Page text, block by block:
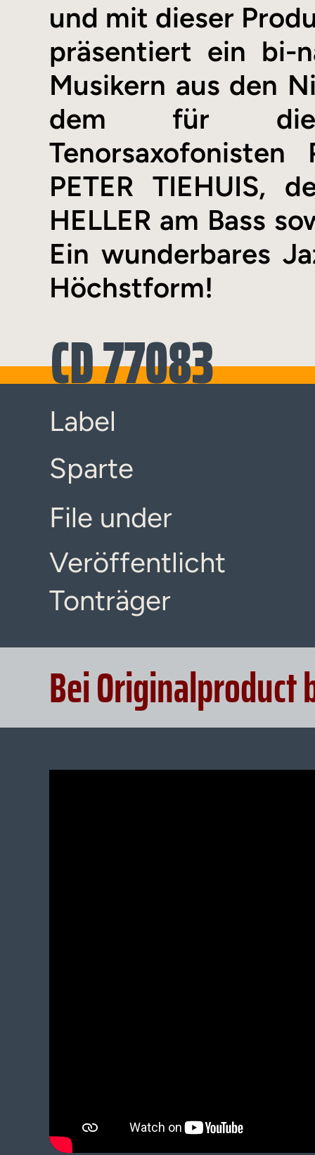
und mit dieser
präsentiert ein bi-
Musikern aus den
dem für die
PETER TIEHUIS,
HELLER am Bass
Ein wunderbares
Höchstform!
CD 77083
Label
Sparte
File under
Veröffentlicht
Tonträger
Bei Originalproduct